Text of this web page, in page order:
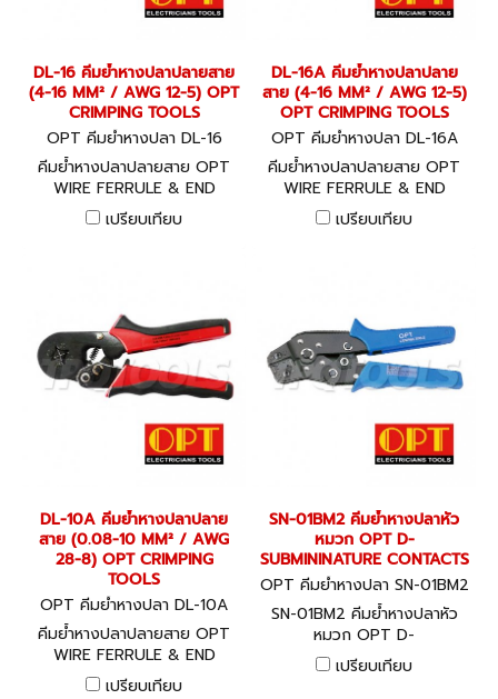
DL-16 คีมย้ำหางปลาปลายสาย
(4-16 MM² / AWG 12-5) OPT
CRIMPING TOOLS
OPT คีมย้ำหางปลา DL-16
คีมย้ำหางปลาปลายสาย OPT
WIRE FERRULE & END
SLEEVECRIMPING TOOLS
เปรียบเทียบ
DL-16A คีมย้ำหางปลาปลาย
สาย (4-16 MM² / AWG 12-5)
OPT CRIMPING TOOLS
OPT คีมย้ำหางปลา DL-16A
คีมย้ำหางปลาปลายสาย OPT
WIRE FERRULE & END
SLEEVECRIMPING TOOLS
เปรียบเทียบ
DL-10A คีมย้ำหางปลาปลาย
สาย (0.08-10 MM² / AWG
28-8) OPT CRIMPING
TOOLS
OPT คีมย้ำหางปลา DL-10A
คีมย้ำหางปลาปลายสาย OPT
WIRE FERRULE & END
SLEEVECRIMPING TOOLS
เปรียบเทียบ
SN-01BM2 คีมย้ำหางปลาหัว
หมวก OPT D-
SUBMININATURE CONTACTS
OPT คีมย้ำหางปลา SN-01BM2
SN-01BM2 คีมย้ำหางปลาหัว
หมวก OPT D-
SUBMININATURE CONTACTS
เปรียบเทียบ